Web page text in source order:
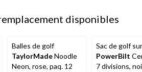
disponibles
Balles de golf
TaylorMadeNoodle
Neon, rose, paq. 12
Sac de golf
PowerBilt
7 divisions,